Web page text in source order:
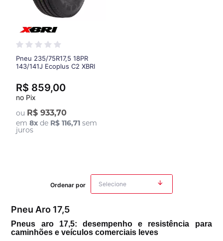
Pneu 235/75R17,5 18PR
143/141J Ecoplus C2 XBRI
ou R$ 933,70
em8x de R$ 116,71 sem
juros
R$ 859,00
no Pix
Ordenar por
Pneu Aro 17,5
Pneus aro 17,5: desempenho e resistência para
caminhões e veículos comerciais leves